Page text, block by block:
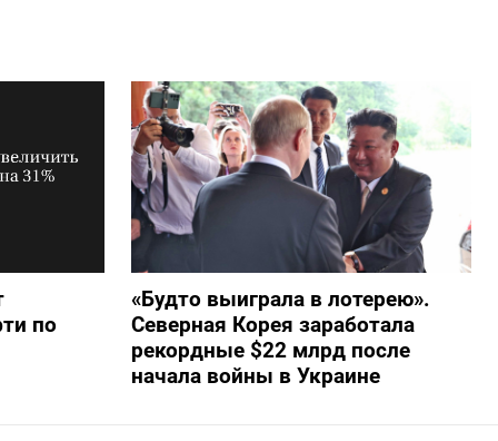
по
«Будто выиграла в лотерею».
Северная Корея заработала
рекордные $22 млрд после
начала войны в Украине